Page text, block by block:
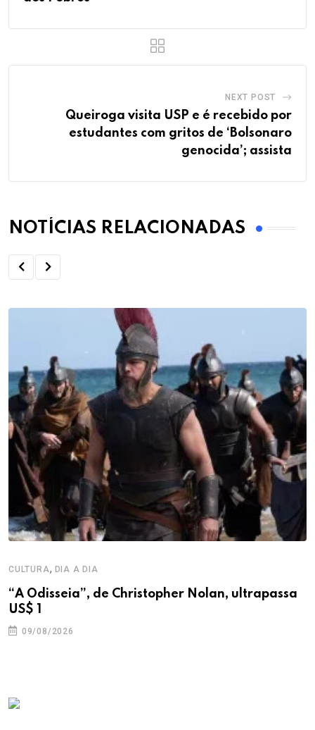
NEXT POST
Queiroga visita USP e é recebido por
estudantes com gritos de ‘Bolsonaro
genocida’; assista
NOTÍCIAS RELACIONADAS
CULTURA, DIA A DIA
“A Odisseia”, de Christopher Nolan, ultrapassa
US$ 1
09/08/2026